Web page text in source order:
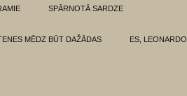
SPĀRNOTĀ SARDZE
MĒDZ BŪT DAŽĀDAS ES, LEONARDO